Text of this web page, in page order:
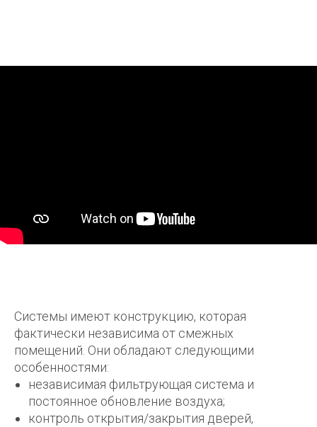
Системы имеют конструкцию, которая
фактически независима от смежных
помещений. Они обладают следующими
особенностями:
независимая фильтрующая система и
постоянное обновление воздуха;
контроль открытия/закрытия дверей,